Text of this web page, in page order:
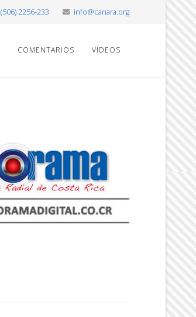
(506) 2256-233 info@canara.org
COMENTARIOS VIDEOS